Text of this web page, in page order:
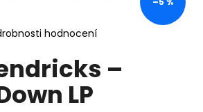
hodnocení
–
LP